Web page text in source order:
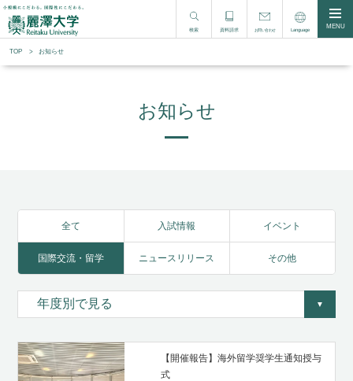
検索 資料請求 お問い合わせ Language MENU
TOP お知らせ
お知らせ
全て 入試情報 イベント
国際交流・留学 ニュースリリース その他
【開催報告】海外留学奨学生通知授与
式